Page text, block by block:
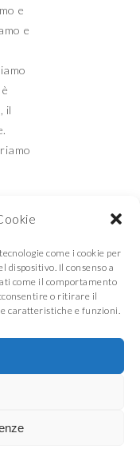
come i cookie per
dispositivo. Il consenso a
come il comportamento
o ritirare il
caratteristiche e funzioni.
e
e
il
in